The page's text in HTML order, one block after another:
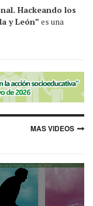
Hackeando los
y León” es una
MAS VIDEOS